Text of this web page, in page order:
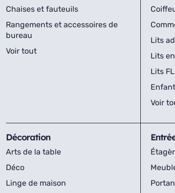
Chaises et fauteuils
Rangements et accessoires de
bureau
Voir tout
Lits
Lits
Lits
Voir
Décoration
Arts de la table
Déco
Linge de maison